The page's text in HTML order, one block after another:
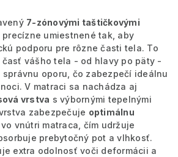
7-zónovými taštičkovými
precízne umiestnené tak, aby
podporu pre rôzne časti tela. To
časť vášho tela - od hlavy po päty -
oporu, čo zabezpečí ideálnu
V matraci sa nachádza aj
vrstva s výbornými tepelnými
zabezpečuje optimálnu
vo vnútri matraca, čím udržuje
prebytočný pot a vlhkosť.
extra odolnosť voči deformácii a